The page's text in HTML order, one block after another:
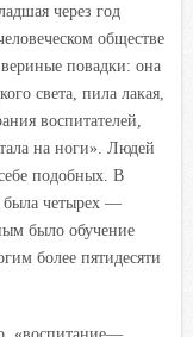
через год
обществе
повадки: она
света, пила лакая,
воспитателей,
на ноги». Людей
подобных. В
была четырех —
было обучение
более пятидесяти